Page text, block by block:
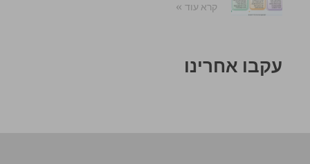
קרא עוד »
עקבו אחרינו